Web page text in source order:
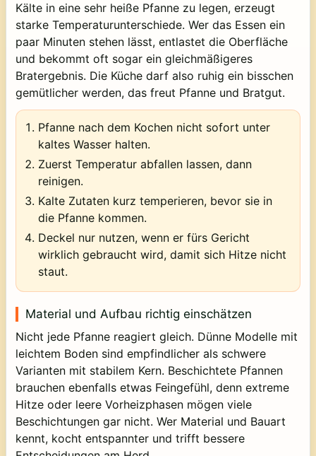
Kälte in eine sehr heiße Pfanne zu legen, erzeugt
starke Temperaturunterschiede. Wer das Essen ein
paar Minuten stehen lässt, entlastet die Oberfläche
und bekommt oft sogar ein gleichmäßigeres
Bratergebnis. Die Küche darf also ruhig ein bisschen
gemütlicher werden, das freut Pfanne und Bratgut.
Pfanne nach dem Kochen nicht sofort unter
kaltes Wasser halten.
Zuerst Temperatur abfallen lassen, dann
reinigen.
Kalte Zutaten kurz temperieren, bevor sie in
die Pfanne kommen.
Deckel nur nutzen, wenn er fürs Gericht
wirklich gebraucht wird, damit sich Hitze nicht
staut.
Material und Aufbau richtig einschätzen
Nicht jede Pfanne reagiert gleich. Dünne Modelle mit
leichtem Boden sind empfindlicher als schwere
Varianten mit stabilem Kern. Beschichtete Pfannen
brauchen ebenfalls etwas Feingefühl, denn extreme
Hitze oder leere Vorheizphasen mögen viele
Beschichtungen gar nicht. Wer Material und Bauart
kennt, kocht entspannter und trifft bessere